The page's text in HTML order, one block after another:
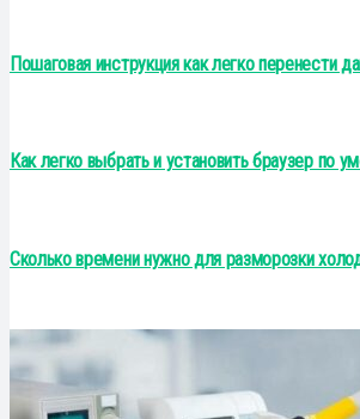
Пошаговая инструкция как легко перенести
Как легко выбрать и установить браузер по
Сколько времени нужно для разморозки